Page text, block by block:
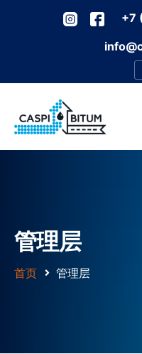
+7
管理层
首页 管理层